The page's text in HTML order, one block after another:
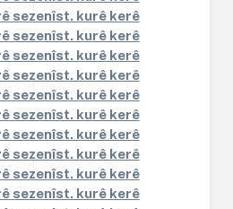
sezenîst. kurê kerê
sezenîst. kurê kerê
sezenîst. kurê kerê
sezenîst. kurê kerê
sezenîst. kurê kerê
sezenîst. kurê kerê
sezenîst. kurê kerê
sezenîst. kurê kerê
sezenîst. kurê kerê
sezenîst. kurê kerê